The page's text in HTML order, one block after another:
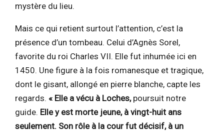
mystère du lieu.
Mais ce qui retient surtout l’attention, c’est la
présence d’un tombeau. Celui d’Agnès Sorel,
favorite du roi Charles VII. Elle fut inhumée ici en
1450. Une figure à la fois romanesque et tragique,
dont le gisant, allongé en pierre blanche, capte les
regards. « Elle a vécu à Loches, poursuit notre
guide. Elle y est morte jeune, à vingt-huit ans
seulement. Son rôle à la cour fut décisif, à un